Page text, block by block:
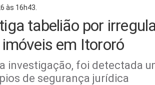
às 16h43.
tabelião por
em Itororó
investigação, foi detectada
de segurança jurídica